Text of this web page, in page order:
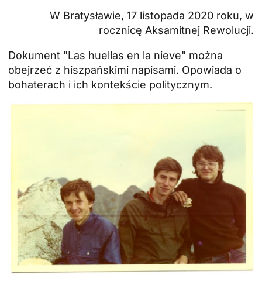
W Bratysławie, 17 listopada 2020 roku, w
rocznicę Aksamitnej Rewolucji.
Dokument "Las huellas en la nieve" można
obejrzeć z hiszpańskimi napisami. Opowiada o
bohaterach i ich kontekście politycznym.